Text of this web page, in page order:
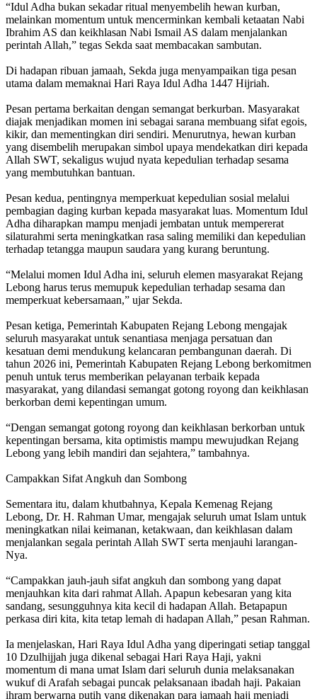
“Idul Adha bukan sekadar ritual menyembelih hewan kurban,
melainkan momentum untuk mencerminkan kembali ketaatan Nabi
Ibrahim AS dan keikhlasan Nabi Ismail AS dalam menjalankan
perintah Allah,” tegas Sekda saat membacakan sambutan.
Di hadapan ribuan jamaah, Sekda juga menyampaikan tiga pesan
utama dalam memaknai Hari Raya Idul Adha 1447 Hijriah.
Pesan pertama berkaitan dengan semangat berkurban. Masyarakat
diajak menjadikan momen ini sebagai sarana membuang sifat egois,
kikir, dan mementingkan diri sendiri. Menurutnya, hewan kurban
yang disembelih merupakan simbol upaya mendekatkan diri kepada
Allah SWT, sekaligus wujud nyata kepedulian terhadap sesama
yang membutuhkan bantuan.
Pesan kedua, pentingnya memperkuat kepedulian sosial melalui
pembagian daging kurban kepada masyarakat luas. Momentum Idul
Adha diharapkan mampu menjadi jembatan untuk mempererat
silaturahmi serta meningkatkan rasa saling memiliki dan kepedulian
terhadap tetangga maupun saudara yang kurang beruntung.
“Melalui momen Idul Adha ini, seluruh elemen masyarakat Rejang
Lebong harus terus memupuk kepedulian terhadap sesama dan
memperkuat kebersamaan,” ujar Sekda.
Pesan ketiga, Pemerintah Kabupaten Rejang Lebong mengajak
seluruh masyarakat untuk senantiasa menjaga persatuan dan
kesatuan demi mendukung kelancaran pembangunan daerah. Di
tahun 2026 ini, Pemerintah Kabupaten Rejang Lebong berkomitmen
penuh untuk terus memberikan pelayanan terbaik kepada
masyarakat, yang dilandasi semangat gotong royong dan keikhlasan
berkorban demi kepentingan umum.
“Dengan semangat gotong royong dan keikhlasan berkorban untuk
kepentingan bersama, kita optimistis mampu mewujudkan Rejang
Lebong yang lebih mandiri dan sejahtera,” tambahnya.
Campakkan Sifat Angkuh dan Sombong
Sementara itu, dalam khutbahnya, Kepala Kemenag Rejang
Lebong, Dr. H. Rahman Umar, mengajak seluruh umat Islam untuk
meningkatkan nilai keimanan, ketakwaan, dan keikhlasan dalam
menjalankan segala perintah Allah SWT serta menjauhi larangan-
Nya.
“Campakkan jauh-jauh sifat angkuh dan sombong yang dapat
menjauhkan kita dari rahmat Allah. Apapun kebesaran yang kita
sandang, sesungguhnya kita kecil di hadapan Allah. Betapapun
perkasa diri kita, kita tetap lemah di hadapan Allah,” pesan Rahman.
Ia menjelaskan, Hari Raya Idul Adha yang diperingati setiap tanggal
10 Dzulhijjah juga dikenal sebagai Hari Raya Haji, yakni
momentum di mana umat Islam dari seluruh dunia melaksanakan
wukuf di Arafah sebagai puncak pelaksanaan ibadah haji. Pakaian
ihram berwarna putih yang dikenakan para jamaah haji menjadi